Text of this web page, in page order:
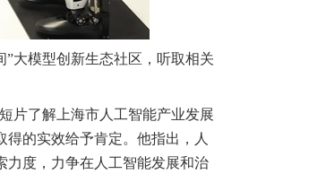
大模型创新生态社区，听取相关
片了解上海市人工智能产业发展
的实效给予肯定。他指出，人
力度，力争在人工智能发展和治